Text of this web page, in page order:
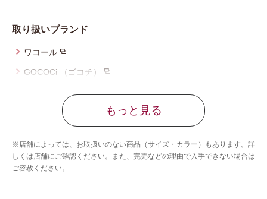
取り扱いブランド
ワコール
GOCOCi （ゴコチ）
ウイング／レシアージュ
ウイング／ティーン
ブロス バイ ワコールメン
もっと見る
※店舗によっては、お取扱いのない商品（サイズ・カラー）もあります。詳
しくは店舗にご確認ください。また、完売などの理由で入手できない場合は
ご容赦ください。